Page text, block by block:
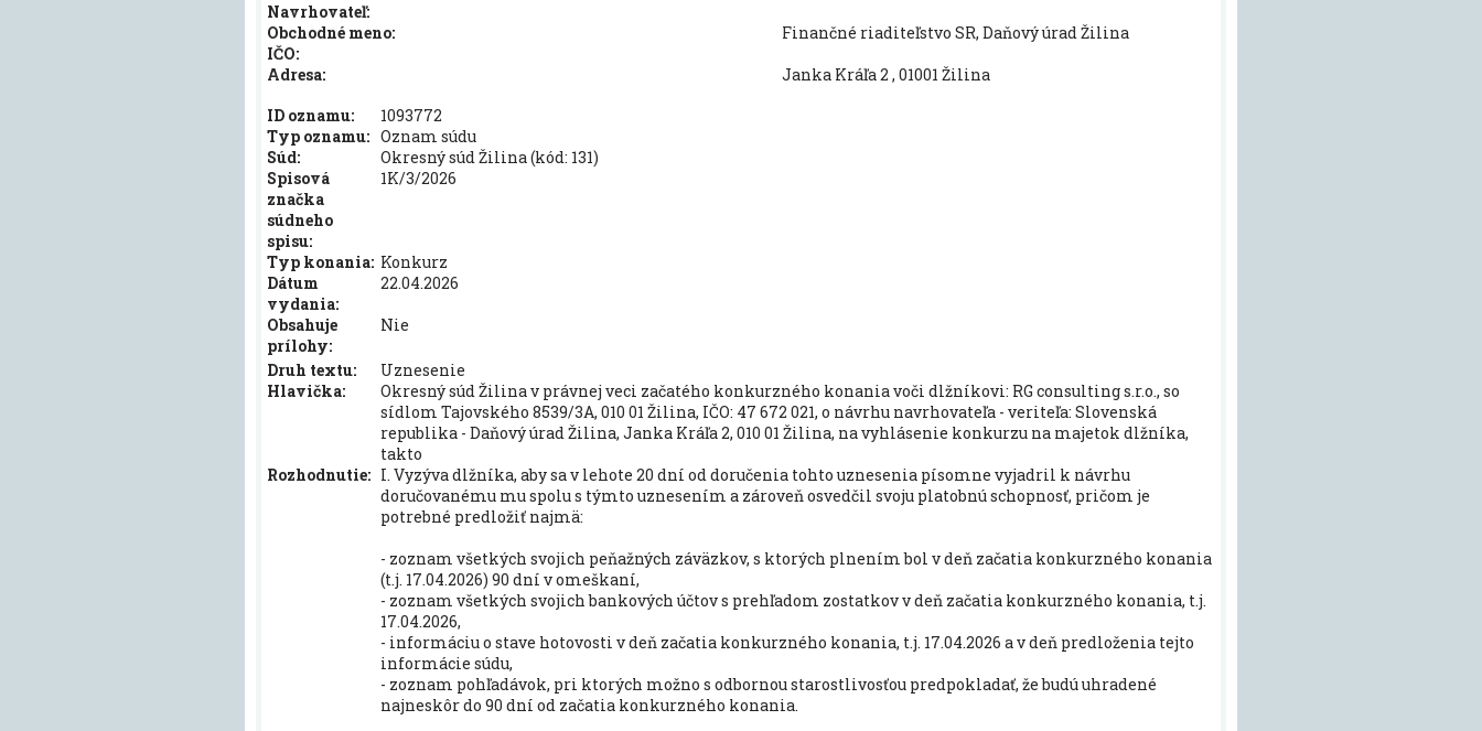
Navrhovateľ:
Obchodné meno:
Finančné riaditeľstvo SR, Daňový úrad Žilina
IČO:
Adresa:
Janka Kráľa 2 , 01001 Žilina
ID oznamu:
1093772
Typ oznamu: Oznam súdu
Súd:
Okresný súd Žilina (kód: 131)
Spisová
značka
súdneho
spisu:
1K/3/2026
Typ konania: Konkurz
Dátum
vydania:
22.04.2026
Obsahuje
prílohy:
Nie
Druh textu:
Uznesenie
Hlavička:
Okresný súd Žilina v právnej veci začatého konkurzného konania voči dlžníkovi: RG consulting s.r.o., so
sídlom Tajovského 8539/3A, 010 01 Žilina, IČO: 47 672 021, o návrhu navrhovateľa - veriteľa: Slovenská
republika - Daňový úrad Žilina, Janka Kráľa 2, 010 01 Žilina, na vyhlásenie konkurzu na majetok dlžníka,
takto
Rozhodnutie: I. Vyzýva dlžníka, aby sa v lehote 20 dní od doručenia tohto uznesenia písomne vyjadril k návrhu
doručovanému mu spolu s týmto uznesením a zároveň osvedčil svoju platobnú schopnosť, pričom je
potrebné predložiť najmä:
- zoznam všetkých svojich peňažných záväzkov, s ktorých plnením bol v deň začatia konkurzného konania
(t.j. 17.04.2026) 90 dní v omeškaní,
- zoznam všetkých svojich bankových účtov s prehľadom zostatkov v deň začatia konkurzného konania, t.j.
17.04.2026,
- informáciu o stave hotovosti v deň začatia konkurzného konania, t.j. 17.04.2026 a v deň predloženia tejto
informácie súdu,
- zoznam pohľadávok, pri ktorých možno s odbornou starostlivosťou predpokladať, že budú uhradené
najneskôr do 90 dní od začatia konkurzného konania.